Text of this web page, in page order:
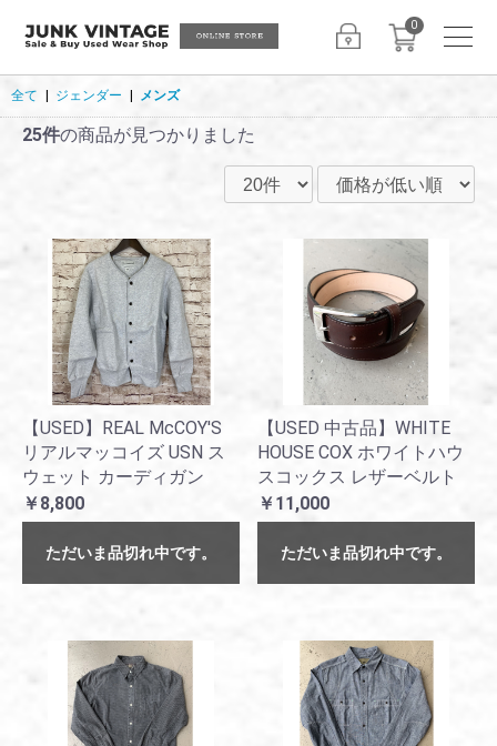
0
全て ジェンダー メンズ
25件の商品が見つかりました
【USED】REAL McCOY'S
リアルマッコイズ USN ス
ウェット カーディガン
￥8,800
ただいま品切れ中です。
【USED 中古品】WHITE
HOUSE COX ホワイトハウ
スコックス レザーベルト
￥11,000
ただいま品切れ中です。